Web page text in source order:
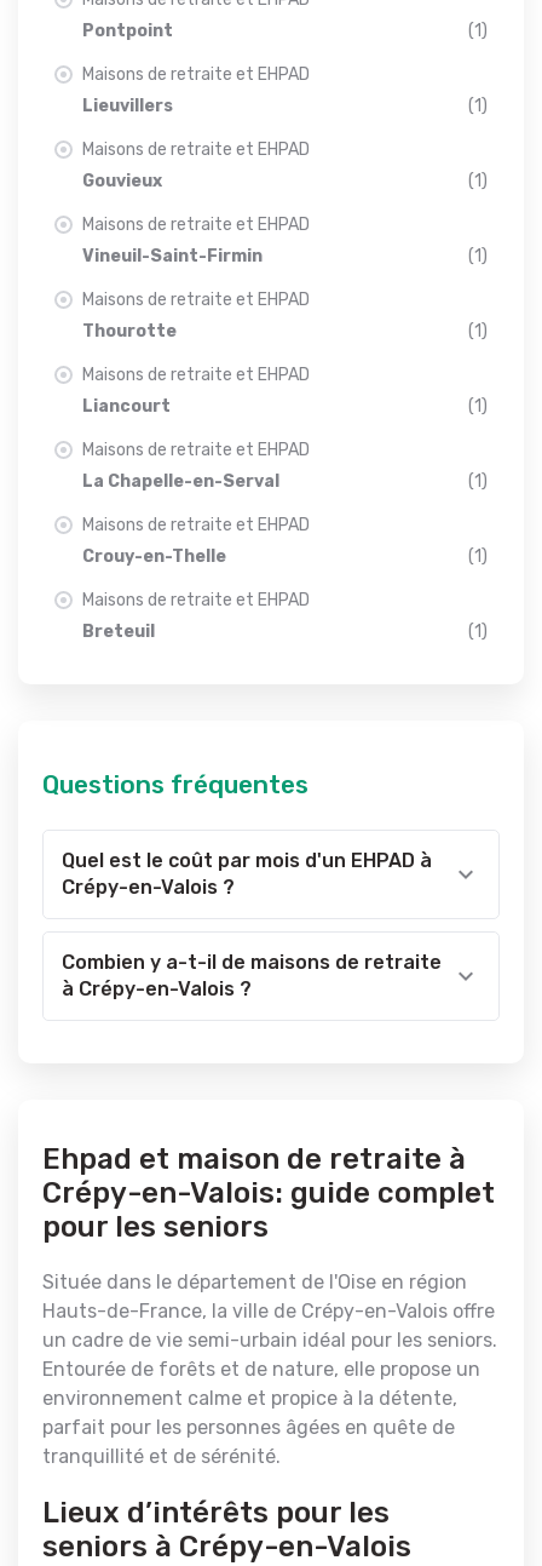
Pontpoint
(1)
Maisons de retraite et EHPAD
Lieuvillers
(1)
Maisons de retraite et EHPAD
Gouvieux
(1)
Maisons de retraite et EHPAD
Vineuil-Saint-Firmin
(1)
Maisons de retraite et EHPAD
Thourotte
(1)
Maisons de retraite et EHPAD
Liancourt
(1)
Maisons de retraite et EHPAD
La Chapelle-en-Serval
(1)
Maisons de retraite et EHPAD
Crouy-en-Thelle
(1)
Maisons de retraite et EHPAD
Breteuil
(1)
Questions fréquentes
Quel est le coût par mois d'un EHPAD à
Crépy-en-Valois ?
Combien y a-t-il de maisons de retraite
à Crépy-en-Valois ?
Ehpad et maison de retraite à
Crépy-en-Valois: guide complet
pour les seniors
Située dans le département de l'Oise en région
Hauts-de-France, la ville de Crépy-en-Valois offre
un cadre de vie semi-urbain idéal pour les seniors.
Entourée de forêts et de nature, elle propose un
environnement calme et propice à la détente,
parfait pour les personnes âgées en quête de
tranquillité et de sérénité.
Lieux d’intérêts pour les
seniors à Crépy-en-Valois